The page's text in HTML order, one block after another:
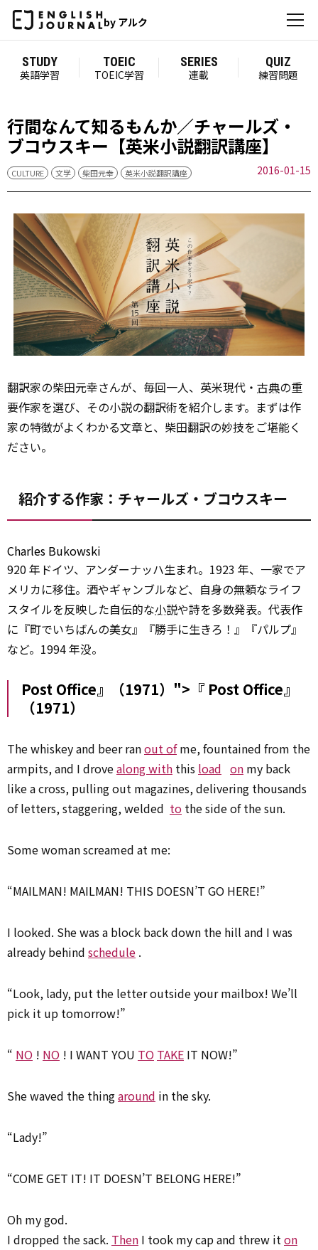
by アルク
STUDY
英語学習
TOEIC
TOEIC学習
SERIES
連載
QUIZ
練習問題
行間なんて知るもんか／チャールズ・
ブコウスキー【英米小説翻訳講座】
CULTURE 文学 柴田元幸 英米小説翻訳講座 2016-01-15
翻訳家の柴田元幸さんが、毎回一人、英米現代・ 古典の重
要作家を選び、その小説の翻訳術を紹介します。まずは作
家の特徴がよくわかる文章と、柴田翻訳の妙技をご堪能く
ださい。
紹介する作家：チャールズ・ブコウスキー
Charles Bukowski
920 年ドイツ、アンダーナッハ生まれ。1923 年、一家でア
メリカに移住。酒やギャンブルなど、自身の無頼なライフ
スタイルを反映した自伝的な小説や詩を多数発表。代表作
に『町でいちばんの美女』『勝手に生きろ！』『パルプ』
など。1994 年没。
Post Office』（1971）">『 Post Office』
（1971）
The whiskey and beer ranout ofme, fountained from the
armpits, and I drovealong with this load on my back
like a cross, pulling out magazines, delivering thousands
of letters, staggering, welded to the side of the sun.
Some woman screamed at me:
“MAILMAN! MAILMAN! THIS DOESN’T GO HERE!”
I looked. She was a block back down the hill and I was
already behind schedule .
“Look, lady, put the letter outside your mailbox! We’ll
pick it up tomorrow!”
“ NO ! NO ! I WANT YOU TO TAKE IT NOW!”
She waved the thingaround in the sky.
“Lady!”
“COME GET IT! IT DOESN’T BELONG HERE!”
Oh my god.
I dropped the sack. Then I took my cap and threw iton